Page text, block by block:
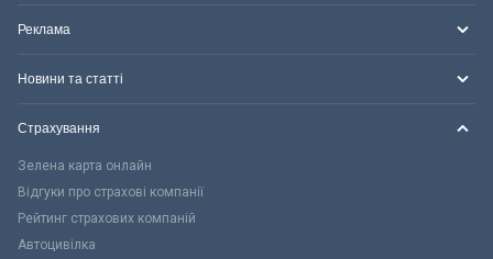
Реклама
Новини та статті
Страхування
Зелена карта онлайн
Відгуки про страхові компанії
Рейтинг страхових компаній
Автоцивілка